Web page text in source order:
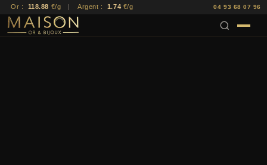
Or : 118.88 €/g | Argent : 1.74 €/g 04 93 68 07 96